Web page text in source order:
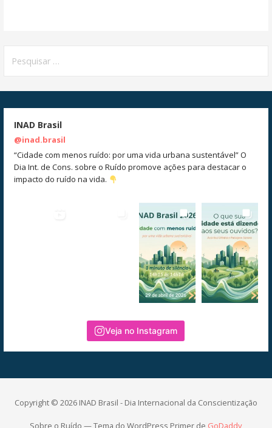
por:
INAD Brasil
@inad.brasil
“Cidade com menos ruído: por uma vida urbana sustentável” O
Dia Int. de Cons. sobre o Ruído promove ações para destacar o
impacto do ruído na vida.
Veja no Instagram
Copyright © 2026 INAD Brasil - Dia Internacional da Conscientização
Sobre o Ruído — Tema do WordPress Primer de GoDaddy